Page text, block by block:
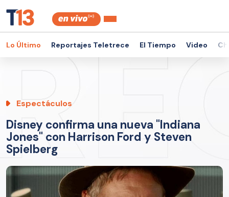
Lo Último Reportajes Teletrece El Tiempo Video
Espectáculos
Disney confirma una nueva "Indiana
Jones" con Harrison Ford y Steven
Spielberg